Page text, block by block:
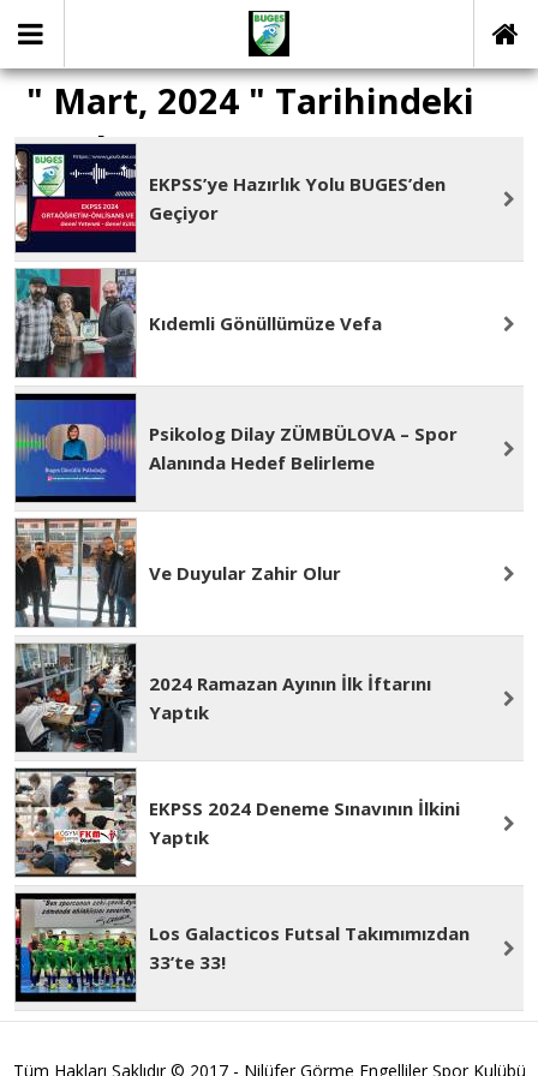
" Mart, 2024 " Tarihindeki
yazılar
EKPSS’ye Hazırlık Yolu BUGES’den
Geçiyor
Kıdemli Gönüllümüze Vefa
Psikolog Dilay ZÜMBÜLOVA – Spor
Alanında Hedef Belirleme
Ve Duyular Zahir Olur
2024 Ramazan Ayının İlk İftarını
Yaptık
EKPSS 2024 Deneme Sınavının İlkini
Yaptık
Los Galacticos Futsal Takımımızdan
33’te 33!
Tüm Hakları Saklıdır © 2017 - Nilüfer Görme Engelliler Spor Kulübü